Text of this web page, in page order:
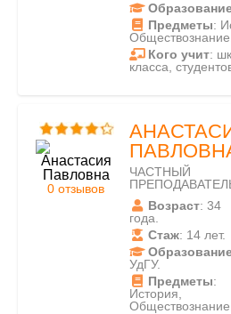
Предметы:
Обществознание.
Кого учит:
класса,
0 отзывов
ЧАСТНЫЙ
Возраст: 34
года.
Стаж: 14 лет.
УдГУ.
Предметы:
История,
Обществознание.